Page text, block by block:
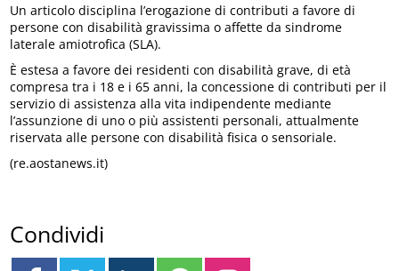
Un articolo disciplina l’erogazione di contributi a favore di
persone con disabilità gravissima o affette da sindrome
laterale amiotrofica (SLA).
È estesa a favore dei residenti con disabilità grave, di età
compresa tra i 18 e i 65 anni, la concessione di contributi per il
servizio di assistenza alla vita indipendente mediante
l’assunzione di uno o più assistenti personali, attualmente
riservata alle persone con disabilità fisica o sensoriale.
(re.aostanews.it)
Condividi